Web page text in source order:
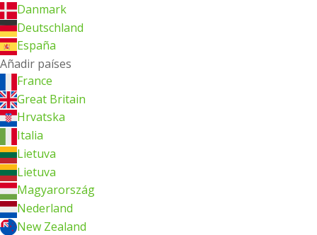
Danmark
Deutschland
España
Añadir países
France
Great Britain
Hrvatska
Italia
Lietuva
Lietuva
Magyarország
Nederland
New Zealand